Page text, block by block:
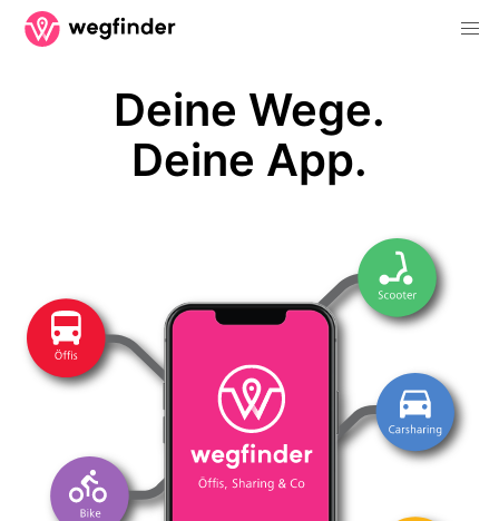
Deine Wege.
Deine App.